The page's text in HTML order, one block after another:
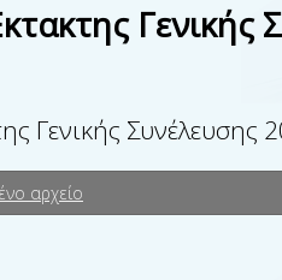
Γενικής
Γενικής Συνέλευσης
αρχείο